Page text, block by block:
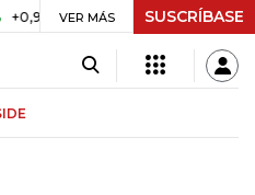
UVR $ 416,86 +$ 0,05 +0,01%
VER MÁS SUSCRÍBASE